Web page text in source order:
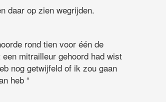
daar op zien wegrijden.
rond tien voor één de
mitrailleur gehoord had wist
nog getwijfeld of ik zou gaan
heb “